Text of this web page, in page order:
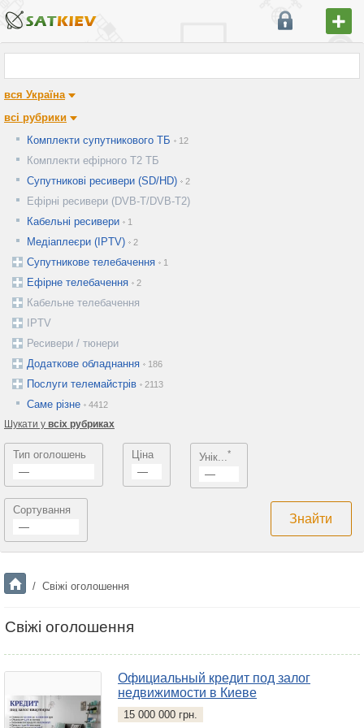
вся Україна
всі рубрики
Комплекти супутникового ТБ
12
Комплекти ефірного Т2 ТБ
Супутникові ресивери (SD/HD)
2
Ефірні ресивери (DVB-T/DVB-T2)
Кабельні ресивери
1
Медіаплеєри (IPTV) 2
Супутникове телебачення 1
Ефірне телебачення 2
Кабельне телебачення
IPTV
Ресивери / тюнери
Додаткове обладнання
186
Послуги телемайстрів 2113
Саме різне 4412
Шукати у всіх рубриках
Тип оголошень
—
Ціна
—
Унік...*
—
Сортування
—
/ Свіжі оголошення
Свіжі оголошення
Официальный кредит под залог
недвижимости в Киеве
15 000 000 грн.